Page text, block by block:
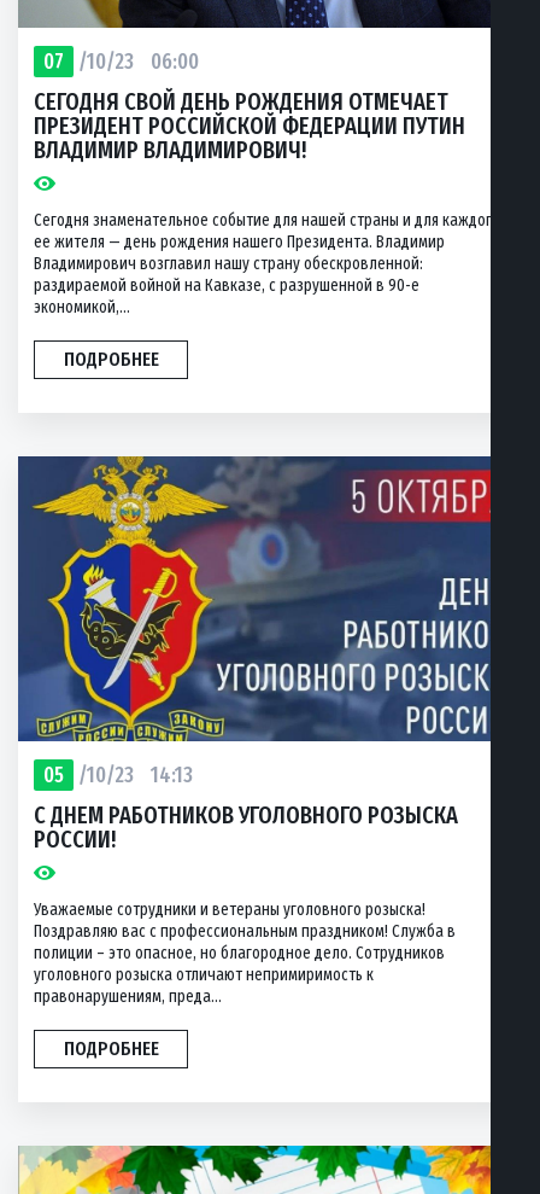
07 /10/23 06:00
СЕГОДНЯ СВОЙ ДЕНЬ РОЖДЕНИЯ ОТМЕЧАЕТ
ПРЕЗИДЕНТ РОССИЙСКОЙ ФЕДЕРАЦИИ ПУТИН
ВЛАДИМИР ВЛАДИМИРОВИЧ!
Сегодня знаменательное событие для нашей страны и для каждого
ее жителя — день рождения нашего Президента. Владимир
Владимирович возглавил нашу страну обескровленной:
раздираемой войной на Кавказе, с разрушенной в 90-е
экономикой,...
ПОДРОБНЕЕ
05 /10/23 14:13
С ДНЕМ РАБОТНИКОВ УГОЛОВНОГО РОЗЫСКА
РОССИИ!
Уважаемые сотрудники и ветераны уголовного розыска!
Поздравляю вас с профессиональным праздником! Служба в
полиции – это опасное, но благородное дело. Сотрудников
уголовного розыска отличают непримиримость к
правонарушениям, преда...
ПОДРОБНЕЕ